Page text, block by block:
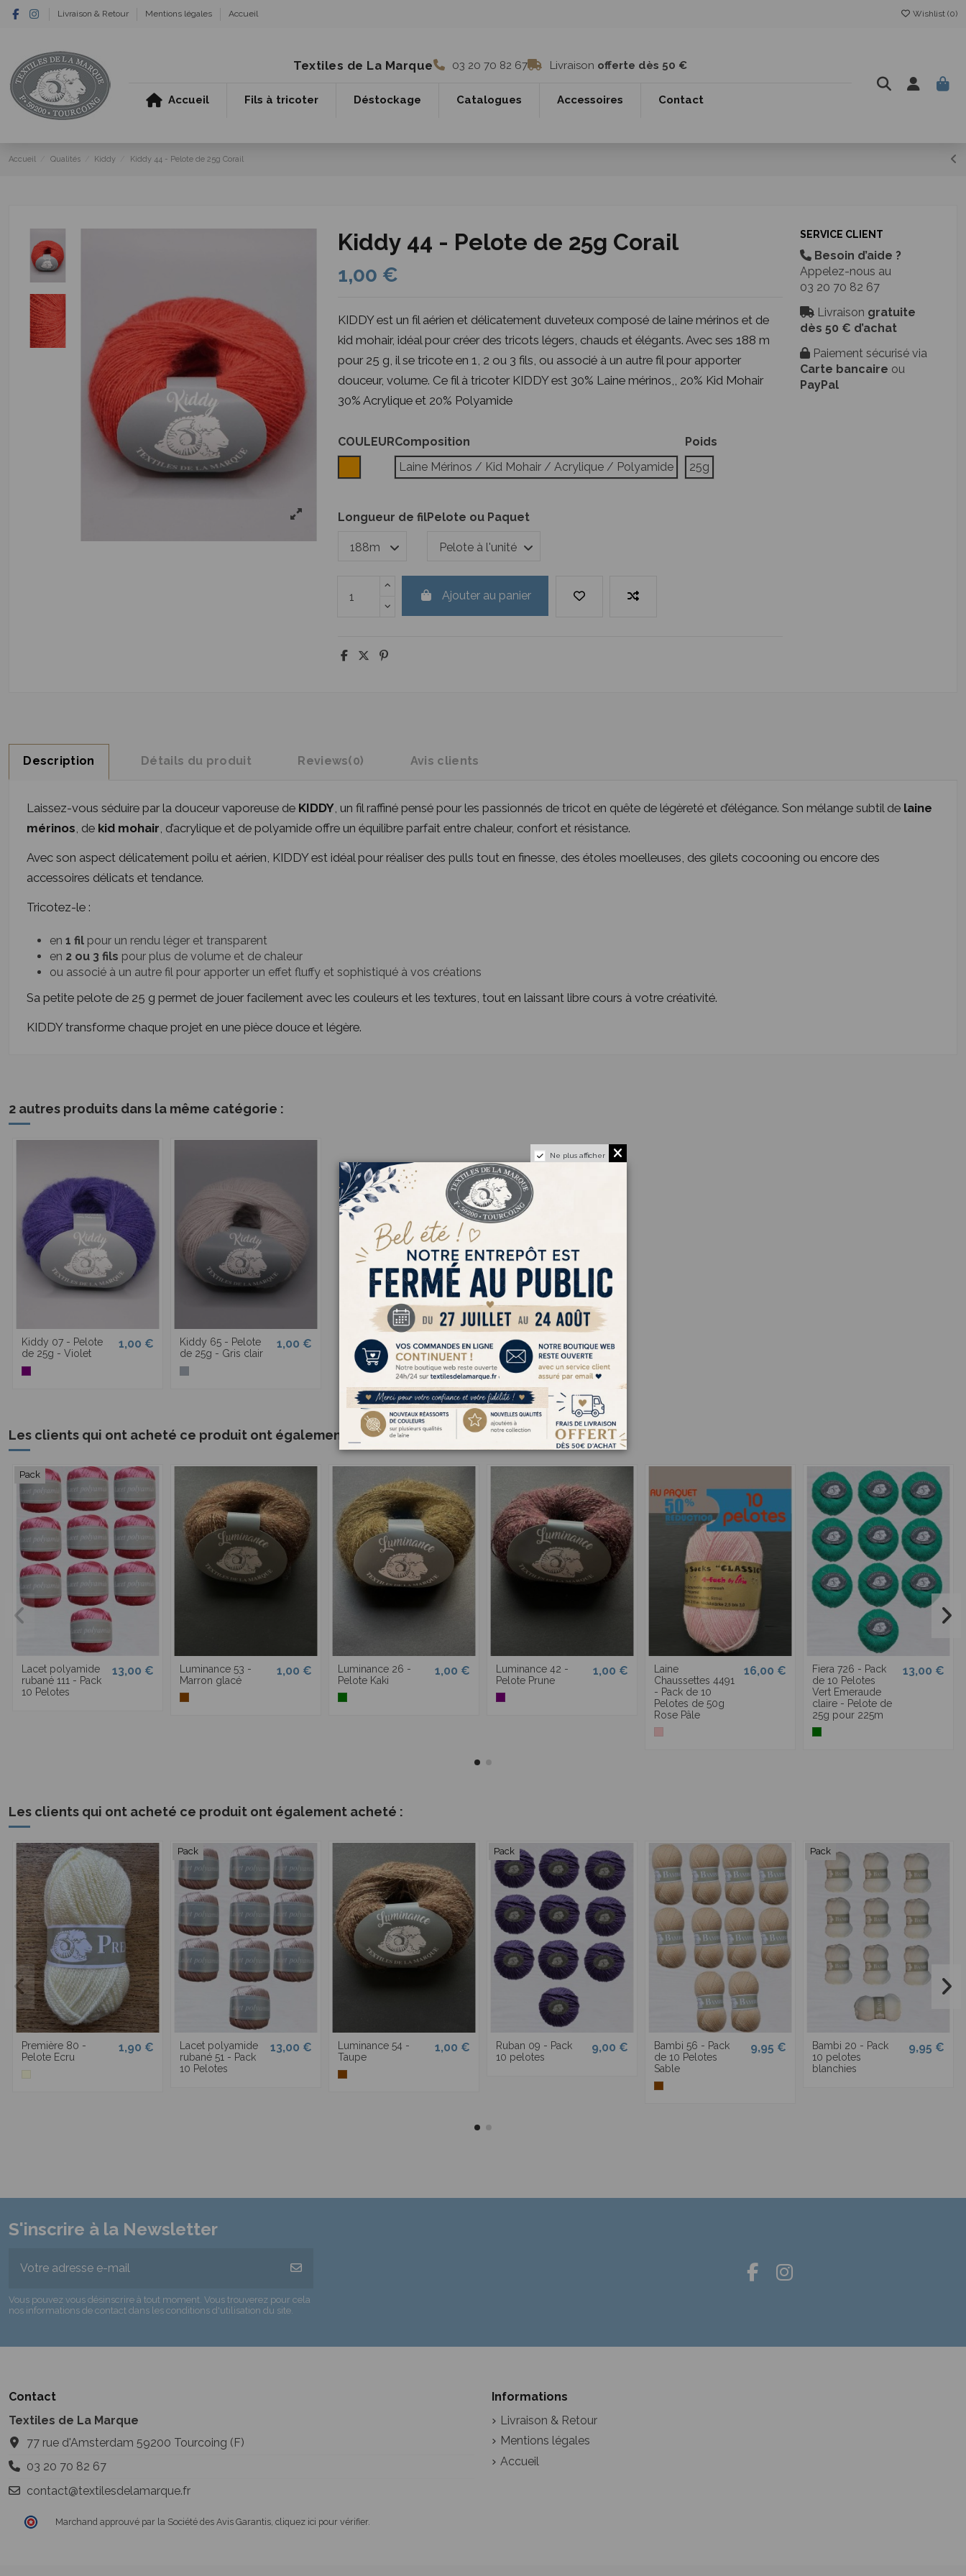
Livraison & Retour Mentions légales Accueil Wishlist (0)
Textiles de La Marque 03 20 70 82 67 Livraison offerte dès 50 €
Accueil Fils à tricoter Déstockage Catalogues Accessoires Contact
Accueil Qualités Kiddy Kiddy 44 - Pelote de 25g Corail
Kiddy 44 - Pelote de 25g Corail
1,00 €
KIDDY est un fil aérien et délicatement duveteux composé de laine mérinos et de
kid mohair, idéal pour créer des tricots légers, chauds et élégants. Avec ses 188 m
pour 25 g, il se tricote en 1, 2 ou 3 fils, ou associé à un autre fil pour apporter
douceur, volume. Ce fil à tricoter KIDDY est 30% Laine mérinos,, 20% Kid Mohair
30% Acrylique et 20% Polyamide
COULEURComposition
Laine Mérinos / Kid Mohair / Acrylique / Polyamide
Poids
25g
Longueur de filPelote ou Paquet
Ajouter au panier
SERVICE CLIENT
Besoin d’aide ?
Appelez-nous au
03 20 70 82 67
Livraison gratuite
dès 50 € d’achat
Paiement sécurisé via
Carte bancaire ou
PayPal
Description Détails du produit Reviews(0) Avis clients
Laissez-vous séduire par la douceur vaporeuse de KIDDY, un fil raffiné pensé pour les passionnés de tricot en quête de légèreté et d’élégance. Son mélange subtil de laine
mérinos, de kid mohair, d’acrylique et de polyamide offre un équilibre parfait entre chaleur, confort et résistance.
Avec son aspect délicatement poilu et aérien, KIDDY est idéal pour réaliser des pulls tout en finesse, des étoles moelleuses, des gilets cocooning ou encore des
accessoires délicats et tendance.
Tricotez-le :
en 1 fil pour un rendu léger et transparent
en 2 ou 3 fils pour plus de volume et de chaleur
ou associé à un autre fil pour apporter un effet fluffy et sophistiqué à vos créations
Sa petite pelote de 25 g permet de jouer facilement avec les couleurs et les textures, tout en laissant libre cours à votre créativité.
KIDDY transforme chaque projet en une pièce douce et légère.
2 autres produits dans la même catégorie :
Kiddy 07 - Pelote
de 25g - Violet
1,00 €
Kiddy 65 - Pelote
de 25g - Gris clair
1,00 €
Les clients qui ont acheté ce produit ont également acheté :
Pack
Lacet polyamide
rubané 111 - Pack
10 Pelotes
13,00 €
Luminance 53 -
Marron glacé
1,00 €
Luminance 26 -
Pelote Kaki
1,00 €
Luminance 42 -
Pelote Prune
1,00 €
Laine
Chaussettes 4491
- Pack de 10
Pelotes de 50g
Rose Pâle
16,00 €
Fiera 726 - Pack
de 10 Pelotes
Vert Emeraude
claire - Pelote de
25g pour 225m
13,00 €
Les clients qui ont acheté ce produit ont également acheté :
Première 80 -
Pelote Ecru
1,90 €
Pack
Lacet polyamide
rubané 51 - Pack
10 Pelotes
13,00 €
Luminance 54 -
Taupe
1,00 €
Pack
Ruban 09 - Pack
10 pelotes
9,00 €
Bambi 56 - Pack
de 10 Pelotes
Sable
9,95 €
Pack
Bambi 20 - Pack
10 pelotes
blanchies
9,95 €
S'inscrire à la Newsletter
Vous pouvez vous désinscrire à tout moment. Vous trouverez pour cela
nos informations de contact dans les conditions d'utilisation du site.
Contact
Textiles de La Marque
77 rue d'Amsterdam 59200 Tourcoing (F)
03 20 70 82 67
contact@textilesdelamarque.fr
Informations
Livraison & Retour
Mentions légales
Accueil
Marchand approuvé par la Société des Avis Garantis, cliquez ici pour vérifier.
Ne plus afficher